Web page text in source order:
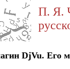
П. Я.
DjVu. Его